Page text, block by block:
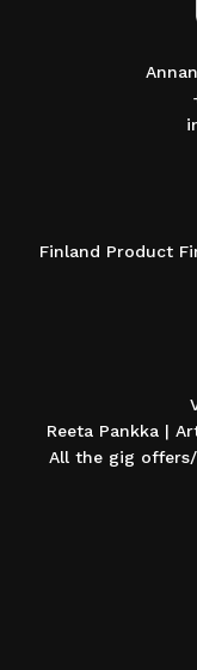
Finland Product
Reeta Pankka |
All the gig